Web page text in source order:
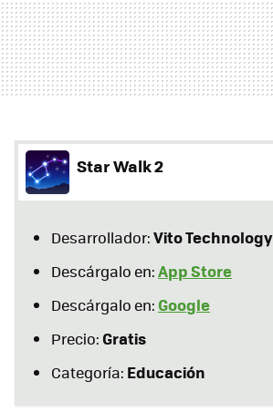
Star Walk 2
Desarrollador:Vito Technology
Descárgalo en:App Store
Descárgalo en: Google
Precio:Gratis
Categoría: Educación